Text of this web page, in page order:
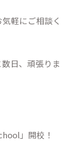
軽にご相談く
日、頑張りま
」開校！